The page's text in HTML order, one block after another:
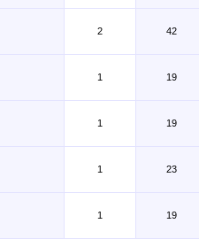
2
42
1
19
1
19
1
23
1
19